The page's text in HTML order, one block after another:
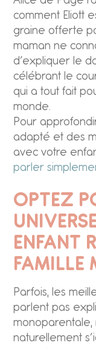
comment Eliott
graine offerte
maman ne
d’expliquer le
célébrant le
qui a tout fait
monde.
Pour
adapté et des
avec votre
parler
OPTEZ
ENFANT
FAMILLE
Parfois, les
parlent pas
monoparentale,
naturellement